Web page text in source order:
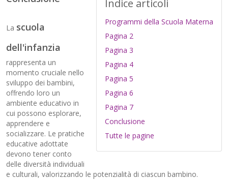
Indice articoli
Programmi della Scuola Materna
Pagina 2
Pagina 3
Pagina 4
Pagina 5
Pagina 6
Pagina 7
Conclusione
Tutte le pagine
La scuola
dell'infanzia
rappresenta un
momento cruciale nello
sviluppo dei bambini,
offrendo loro un
ambiente educativo in
cui possono esplorare,
apprendere e
socializzare. Le pratiche
educative adottate
devono tener conto
delle diversità individuali
e culturali, valorizzando le potenzialità di ciascun bambino.